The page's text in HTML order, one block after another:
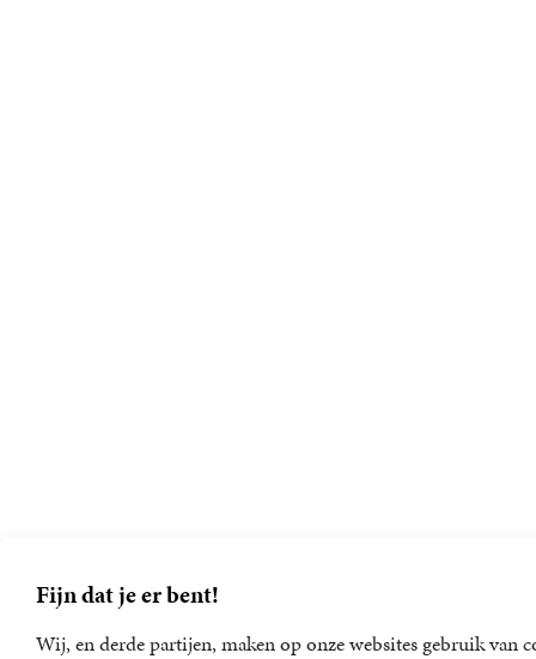
Fijn dat je er bent!
Wij, en derde partijen, maken op onze websites gebruik van